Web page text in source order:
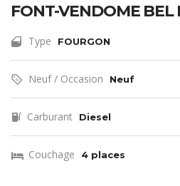
FONT-VENDOME BEL
Type FOURGON
Neuf / Occasion Neuf
Carburant Diesel
Couchage 4 places